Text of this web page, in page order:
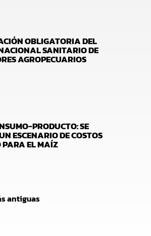
OBLIGATORIA DEL
SANITARIO DE
AGROPECUARIOS
PRODUCTO: SE
ESCENARIO DE COSTOS
EL MAÍZ
antiguas